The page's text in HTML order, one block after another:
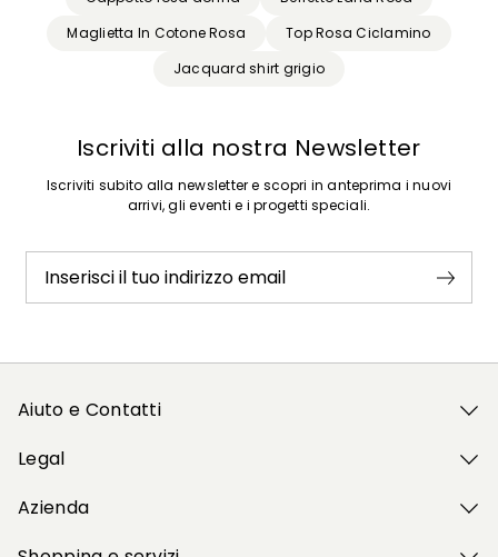
Maglietta In Cotone Rosa
Top Rosa Ciclamino
Jacquard shirt grigio
Iscriviti alla nostra Newsletter
Iscriviti subito alla newsletter e scopri in anteprima i nuovi
arrivi, gli eventi e i progetti speciali.
Inserisci il tuo indirizzo email
Aiuto e Contatti
Legal
Azienda